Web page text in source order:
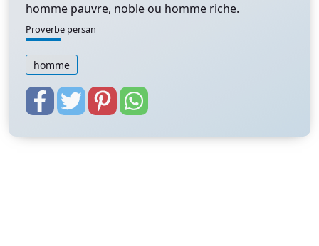
homme pauvre, noble ou homme riche.
Proverbe persan
homme